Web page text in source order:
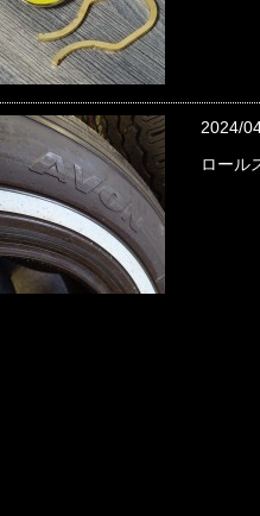
2024/
ロール